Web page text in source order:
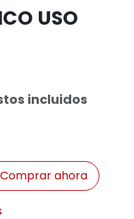
USO
incluidos
Comprar ahora